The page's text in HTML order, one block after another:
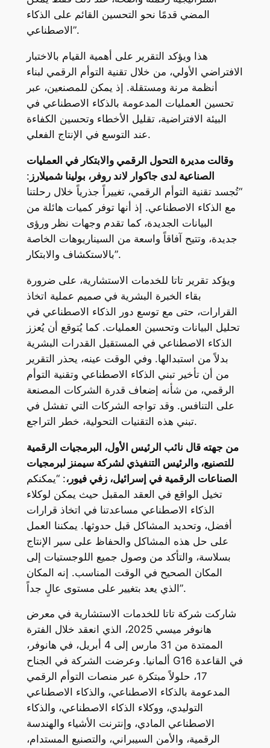
المضي قدمًا نحو التحسين القائم على الذكاء
الاصطناعي”.
هذا ويؤكد التقرير على أهمية القيام بالاختبار
الافتراضي الأولي، من خلال تقنية التوأم الرقمي لبناء
أنظمة مرنة ومستقلة. إذ يمكن للمصنعين، عبر
تحسين العمليات المدعومة بالذكاء الاصطناعي في
البيئة الافتراضية، تقليل الأخطاء وتحسين الكفاءة
عند التوسع في الإنتاج الفعلي.
وقالت مديرة التحول الرقمي والابتكار في العمليات
الصناعية لدى جاكوار لاند روفر، بولينا شميلارز :
“تُجسد تقنية التوأم الرقمي، تغييراً جذرياً خلال رحلتنا
مع الذكاء الاصطناعي. إذ أنها توفر كميات هائلة من
البيانات الجديدة، كما تقدم وجهات نظر ورؤى
جديدة، وتتيح آفاقاً واسعة من السيناريوهات الخاصة
بالاستكشاف والابتكار”.
ويؤكد تقرير تاتا للخدمات الاستشارية، على ضرورة
بقاء الخبرة البشرية في صميم عملية اتخاذ
القرارات، حتى مع توسع دور الذكاء الاصطناعي في
تحليل البيانات وتحسين العمليات. كما يُتوقع أن يُعزز
الذكاء الاصطناعي في المستقبل القدرات البشرية
بدلاً من استبدالها. وفي الوقت عينه، يحذر التقرير
من أن تأخير تبني الذكاء الاصطناعي وتقنية التوأم
الرقمي، من شأنه إضعاف قدرة الشركات المصنعة
على التنافس. وقد تواجه الشركات التي تفشل في
تبني هذه التقنيات التحولية، خطر التراجع.
من جهته قال نائب الرئيس الأول، البرمجيات الرقمية
للتصنيع، والرئيس التنفيذي لشركة سيمنز لبرمجيات
الصناعات الرقمية في إسرائيل، زفي فيور،: “يمكنكم
تخيل الواقع في العقد المقبل حيث يمكن لوكلاء
الذكاء الاصطناعي مساعدتنا في اتخاذ قرارات
أفضل، وتحديد المشاكل قبل حدوثها. يمكننا العمل
على حل هذه المشاكل والحفاظ على سير الإنتاج
بسلاسة، والتأكد من وصول جميع اللوجستيات إلى
المكان الصحيح في الوقت المناسب. إنه المكان
الذي يعد بتغيير على مستوى عالٍ جداً”.
شاركت شركة تاتا للخدمات الاستشارية في معرض
هانوفر ميسي 2025، الذي انعقد خلال الفترة
الممتدة من 31 مارس إلى 4 أبريل، في هانوفر،
ألمانيا. وعرضت الشركة في الجناح G16 في القاعدة
17، حلولاً مبتكرة عبر منصات التوأم الرقمي
المدعومة بالذكاء الاصطناعي، والذكاء الاصطناعي
التوليدي، ووكلاء الذكاء الاصطناعي، والذكاء
الاصطناعي المادي، وإنترنت الأشياء والهندسة
الرقمية، والأمن السيبراني، والتصنيع المستدام،